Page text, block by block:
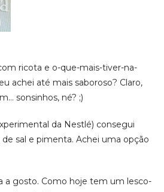
ricota e o-que-mais-tiver-na-
achei até mais saboroso? Claro,
sonsinhos, né? ;)
da Nestlé) consegui
sal e pimenta. Achei uma opção
a gosto. Como hoje tem um lesco-